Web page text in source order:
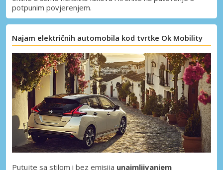
potpunim povjerenjem.
Najam električnih automobila kod tvrtke Ok Mobility
Putujte sa stilom i bez emisija unajmljivanjem